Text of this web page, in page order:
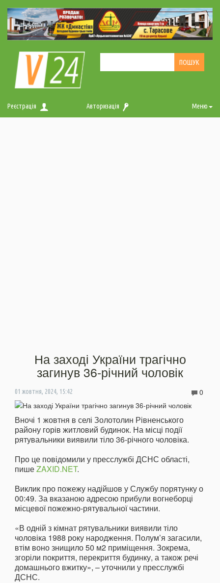
Реєстрація Авторизація Меню
На заході України трагічно
загинув 36-річний чоловік
01 жовтня, 2024, 15:42 0
Вночі 1 жовтня в селі Золотолин Рівненського
району горів житловий будинок. На місці події
рятувальники виявили тіло 36-річного чоловіка.
Про це повідомили у пресслужбі ДСНС області,
пишеZAXID.NET.
Виклик про пожежу надійшов у Службу порятунку о
00:49. За вказаною адресою прибули вогнеборці
місцевої пожежно-рятувальної частини.
«В одній з кімнат рятувальники виявили тіло
чоловіка 1988 року народження. Полум’я загасили,
втім воно знищило 50 м2 приміщення. Зокрема,
згоріли покриття, перекриття будинку, а також речі
домашнього вжитку», – уточнили у пресслужбі
ДСНС.